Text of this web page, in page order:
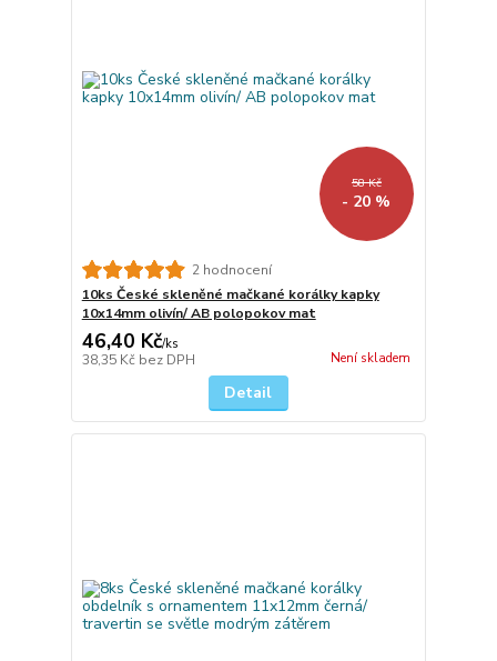
58 Kč
- 20 %
2 hodnocení
10ks České skleněné mačkané korálky kapky
10x14mm olivín/ AB polopokov mat
46,40 Kč/ks
38,35 Kč bez DPH Není skladem
Detail